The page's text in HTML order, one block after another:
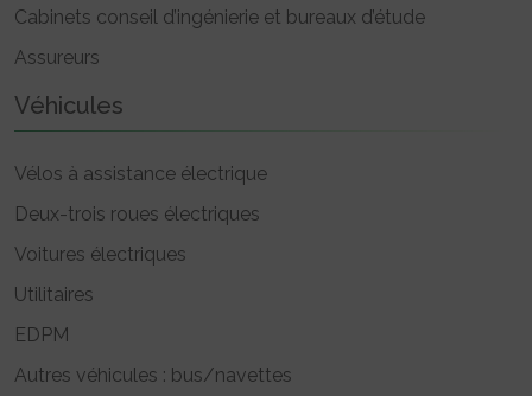
Cabinets conseil d’ingénierie et bureaux d’étude
Assureurs
Véhicules
Vélos à assistance électrique
Deux-trois roues électriques
Voitures électriques
Utilitaires
EDPM
Autres véhicules : bus/navettes